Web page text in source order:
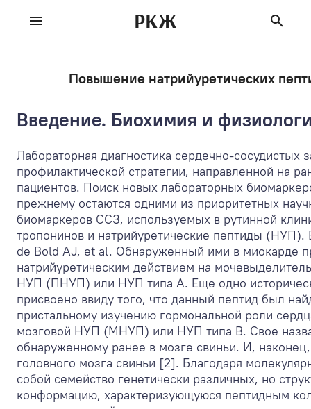
РКЖ
Повышение натрийуретических
Введение. Биохимия и
Лабораторная диагностика сердечно-
профилактической стратегии, направленной на
пациентов. Поиск новых лабораторных
прежнему остаются одними из приоритетных
биомаркеров ССЗ, используемых в рутинной
тропонинов и натрийуретические пептиды (НУП).
de Bold AJ, et al. Обнаруженный ими в миокарде
натрийуретическим действием на
НУП (ПНУП) или НУП типа А. Еще одно
присвоено ввиду того, что данный пептид был
пристальному изучению гормональной роли
мозговой НУП (МНУП) или НУП типа В. Свое
обнаруженному ранее в мозге свиньи. И,
головного мозга свиньи [2]. Благодаря
собой семейство генетически различных, но
конформацию, характеризующуюся пептидным